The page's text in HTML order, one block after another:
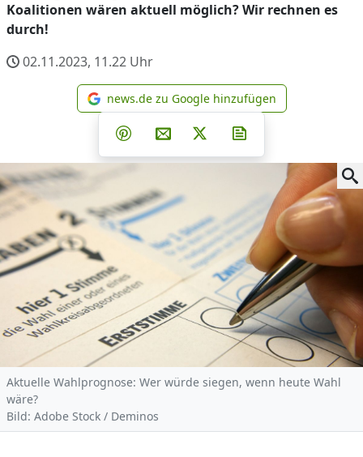
Koalitionen wären aktuell möglich? Wir rechnen es
durch!
02.11.2023, 11.22 Uhr
news.de zu Google
news.de zu Google hinzufügen
Teilen auf Facebook
Teilen auf Whatsapp
Teilen auf Telegram
Teilen auf Pinterest
Per E-Mail teilen
Post auf X
Aktuelle Wahlprognose: Wer würde siegen, wenn heute Wahl
wäre?
Bild: Adobe Stock / Deminos